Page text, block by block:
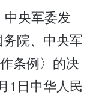
中央军委发
院、中央军
条例〉的决
1日中华人民